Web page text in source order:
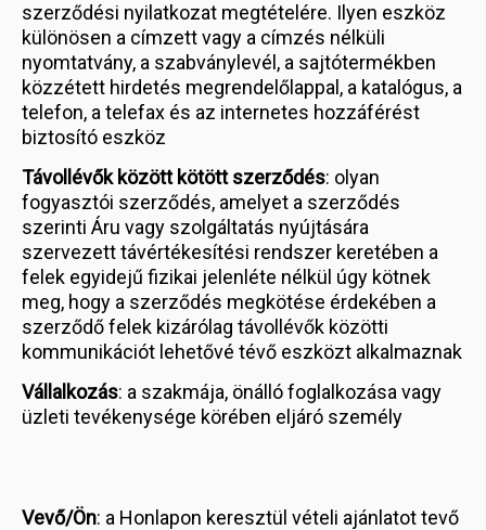
szerződési nyilatkozat megtételére. Ilyen eszköz
különösen a címzett vagy a címzés nélküli
nyomtatvány, a szabványlevél, a sajtótermékben
közzétett hirdetés megrendelőlappal, a katalógus, a
telefon, a telefax és az internetes hozzáférést
biztosító eszköz
Távollévők között kötött szerződés: olyan
fogyasztói szerződés, amelyet a szerződés
szerinti Áru vagy szolgáltatás nyújtására
szervezett távértékesítési rendszer keretében a
felek egyidejű fizikai jelenléte nélkül úgy kötnek
meg, hogy a szerződés megkötése érdekében a
szerződő felek kizárólag távollévők közötti
kommunikációt lehetővé tévő eszközt alkalmaznak
Vállalkozás: a szakmája, önálló foglalkozása vagy
üzleti tevékenysége körében eljáró személy
Vevő/Ön: a Honlapon keresztül vételi ajánlatot tevő